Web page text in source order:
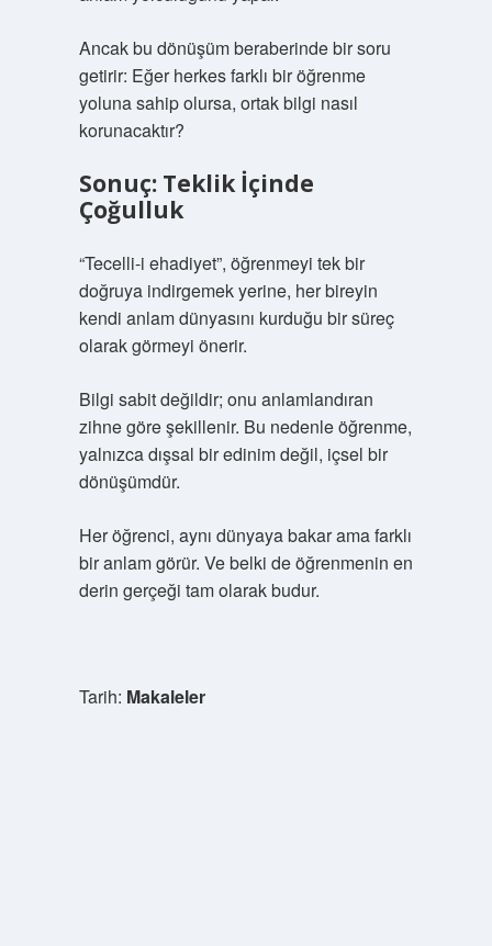
Ancak bu dönüşüm beraberinde bir soru
getirir: Eğer herkes farklı bir öğrenme
yoluna sahip olursa, ortak bilgi nasıl
korunacaktır?
Sonuç: Teklik İçinde
Çoğulluk
“Tecelli-i ehadiyet”, öğrenmeyi tek bir
doğruya indirgemek yerine, her bireyin
kendi anlam dünyasını kurduğu bir süreç
olarak görmeyi önerir.
Bilgi sabit değildir; onu anlamlandıran
zihne göre şekillenir. Bu nedenle öğrenme,
yalnızca dışsal bir edinim değil, içsel bir
dönüşümdür.
Her öğrenci, aynı dünyaya bakar ama farklı
bir anlam görür. Ve belki de öğrenmenin en
derin gerçeği tam olarak budur.
Tarih: Makaleler